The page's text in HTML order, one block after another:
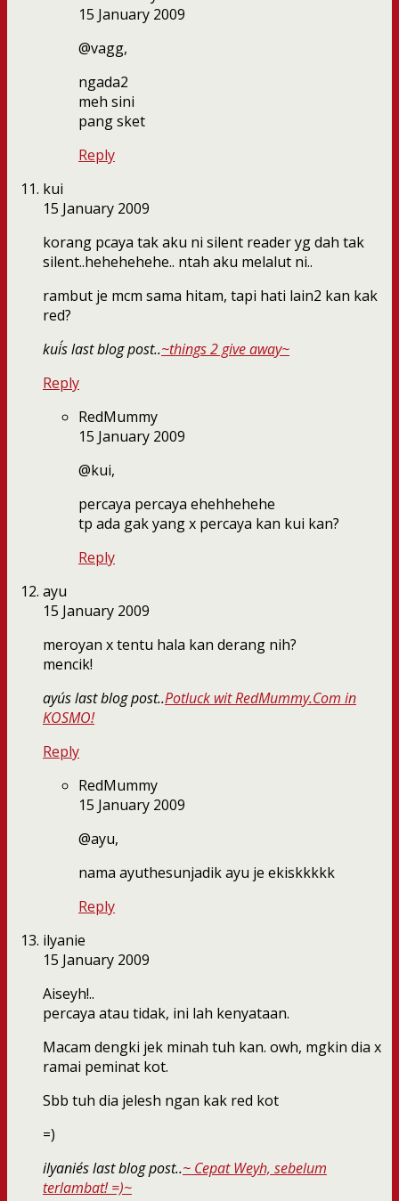
15 January 2009
@vagg,
ngada2
meh sini
pang sket
Reply
kui
15 January 2009
korang pcaya tak aku ni silent reader yg dah tak
silent..hehehehehe.. ntah aku melalut ni..
rambut je mcm sama hitam, tapi hati lain2 kan kak
red?
kui´s last blog post..~things 2 give away~
Reply
RedMummy
15 January 2009
@kui,
percaya percaya ehehhehehe
tp ada gak yang x percaya kan kui kan?
Reply
ayu
15 January 2009
meroyan x tentu hala kan derang nih?
mencik!
ayu´s last blog post..Potluck wit RedMummy.Com in
KOSMO!
Reply
RedMummy
15 January 2009
@ayu,
nama ayuthesunjadik ayu je ekiskkkkk
Reply
ilyanie
15 January 2009
Aiseyh!..
percaya atau tidak, ini lah kenyataan.
Macam dengki jek minah tuh kan. owh, mgkin dia x
ramai peminat kot.
Sbb tuh dia jelesh ngan kak red kot
=)
ilyanie´s last blog post..~ Cepat Weyh, sebelum
terlambat! =)~